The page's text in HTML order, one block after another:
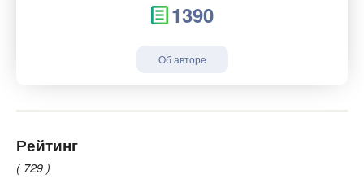
1390
Об авторе
Рейтинг
( 729 )